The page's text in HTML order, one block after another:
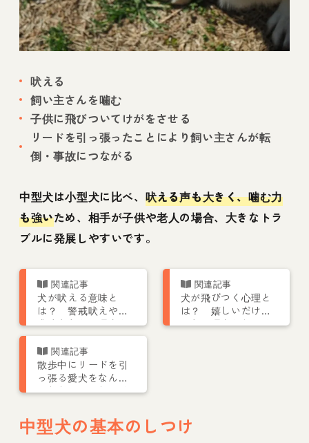
吠える
飼い主さんを噛む
子供に飛びついてけがをさせる
リードを引っ張ったことにより飼い主さんが転
倒・事故につながる
中型犬は小型犬に比べ、 吠える声も大きく、噛む力
も強いため、相手が子供や老人の場合、大きなトラ
ブルに発展しやすいです。
犬が吠える意味と
は？ 警戒吠えや要
求吠えなどの理由と
対処法を解説
犬が飛びつく心理と
は？ 嬉しいだけで
はない理由としつけ
散歩中にリードを引
っ張る愛犬をなんと
かしたい！ しつけ
解説
中型犬の基本のしつけ